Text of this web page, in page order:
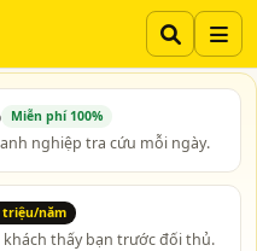
Miễn phí 100%
nghiệp tra cứu mỗi ngày.
triệu/năm
thấy bạn trước đối thủ.